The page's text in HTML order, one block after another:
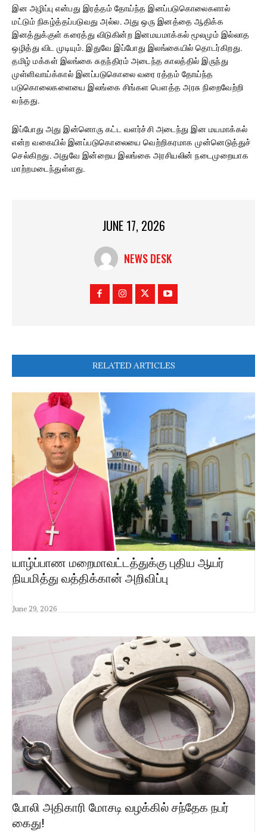
இன அழிப்பு என்பது இரத்தம் தோய்ந்த இனப்படுகொலைகளால்
மட்டும் நிகழ்த்தப்படுவது அல்ல. அது ஒரு இனத்தை ஆதிக்க
இனத்துக்குள் கரைத்து விடுகின்ற இனமயமாக்கல் மூலமும் இல்லாத
ஒழித்து விட முடியும். இதுவே இப்போது இலங்கையில் தொடர்கிறது.
தமிழ் மக்கள் இலங்கை சுதந்திரம் அடைந்த காலத்தில் இருந்து
முள்ளிவாய்க்கால் இனப்படுகொலை வரை ரத்தம் தோய்ந்த
படுகொலைகளையை இலங்கை சிங்கள பௌத்த அரசு நிறைவேற்றி
வந்தது.
இப்போது அது இன்னொரு கட்ட வளர்ச்சி அடைந்து இன மயமாக்கல்
என்ற வகையில் இனப்படுகொலையை வெற்றிகரமாக முன்னெடுத்துச்
செல்கிறது. அதுவே இன்றைய இலங்கை அரசியலின் நடைமுறையாக
மாற்றமடைந்துள்ளது.
JUNE 17, 2026
NEWS DESK
RELATED ARTICLES
யாழ்ப்பாண மறைமாவட்டத்துக்கு புதிய ஆயர்
நியமித்து வத்திக்கான் அறிவிப்பு
June 29, 2026
போலி அதிகாரி மோசடி வழக்கில் சந்தேக நபர்
கைது!